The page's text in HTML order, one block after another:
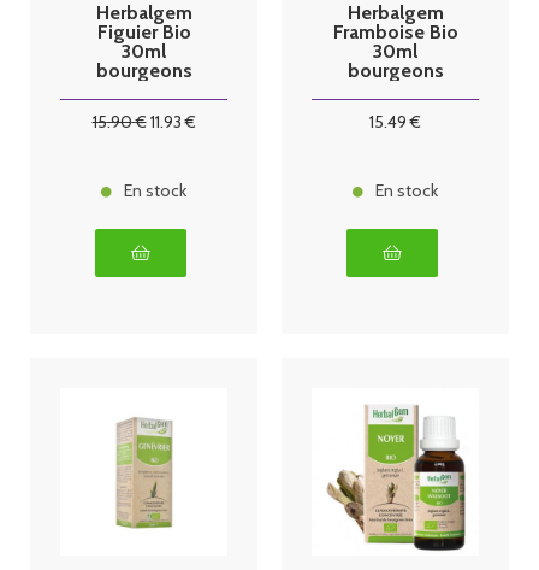
Herbalgem
Figuier Bio
30ml
bourgeons
15.90€11.93€
En stock
Herbalgem
Framboise Bio
30ml
bourgeons
15.49 €
En stock